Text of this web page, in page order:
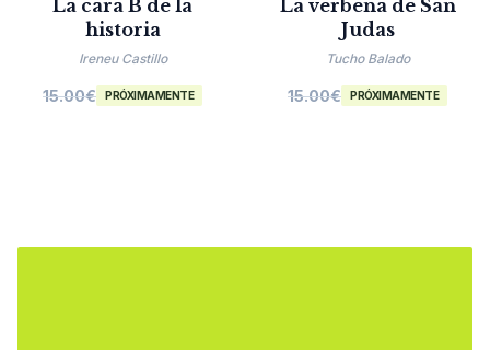
La cara B de la
historia
Ireneu Castillo
15.00€ PRÓXIMAMENTE
La verbena de San
Judas
Tucho Balado
15.00€ PRÓXIMAMENTE